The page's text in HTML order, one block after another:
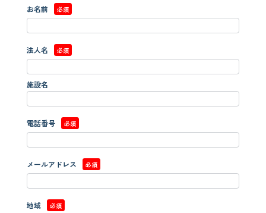
お名前 必須
法人名 必須
施設名
電話番号 必須
メールアドレス 必須
地域 必須